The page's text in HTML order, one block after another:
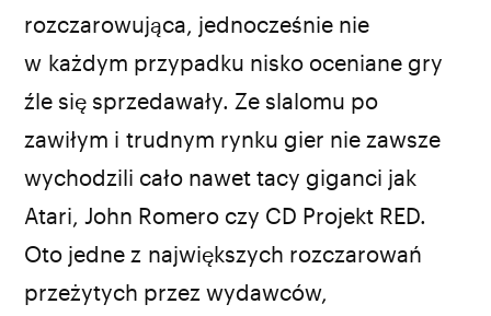
rozczarowująca, jednocześnie nie
w każdym przypadku nisko oceniane gry
źle się sprzedawały. Ze slalomu po
zawiłym i trudnym rynku gier nie zawsze
wychodzili cało nawet tacy giganci jak
Atari, John Romero czy CD Projekt RED.
Oto jedne z największych rozczarowań
przeżytych przez wydawców,